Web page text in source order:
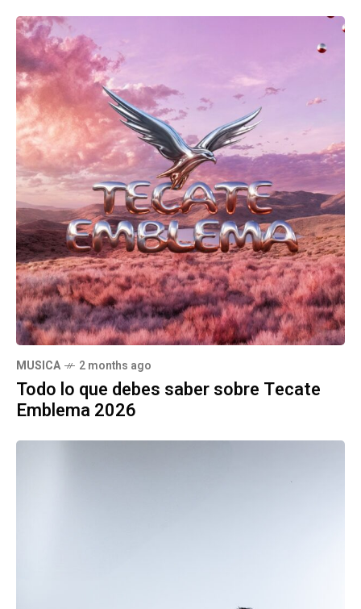
MUSICA 2 months ago
Todo lo que debes saber sobre Tecate
Emblema 2026